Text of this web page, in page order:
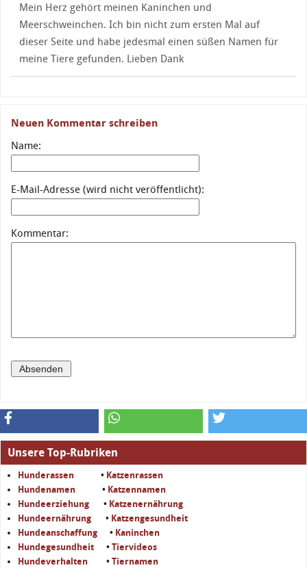
Mein Herz gehört meinen Kaninchen und
Meerschweinchen. Ich bin nicht zum ersten Mal auf
dieser Seite und habe jedesmal einen süßen Namen für
meine Tiere gefunden. Lieben Dank
Neuen Kommentar schreiben
Name:
E-Mail-Adresse (wird nicht veröffentlicht):
Kommentar:
Unsere Top-Rubriken
Hunderassen • Katzenrassen
Hundenamen
• Katzennamen
Hundeerziehung • Katzenernährung
Hundeernährung • Katzengesundheit
Hundeanschaffung • Kaninchen
Hundegesundheit • Tiervideos
Hundeverhalten • Tiernamen